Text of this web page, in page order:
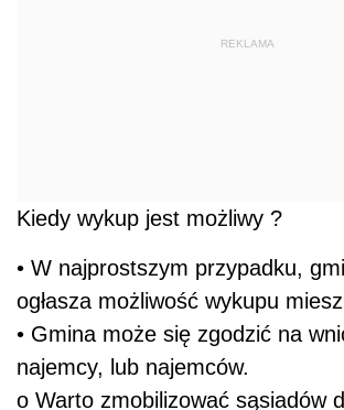
REKLAMA
Kiedy wykup jest możliwy ?
• W najprostszym przypadku,
ogłasza możliwość wykupu
• Gmina może się zgodzić na
najemcy, lub najemców.
o Warto zmobilizować sąsiadów